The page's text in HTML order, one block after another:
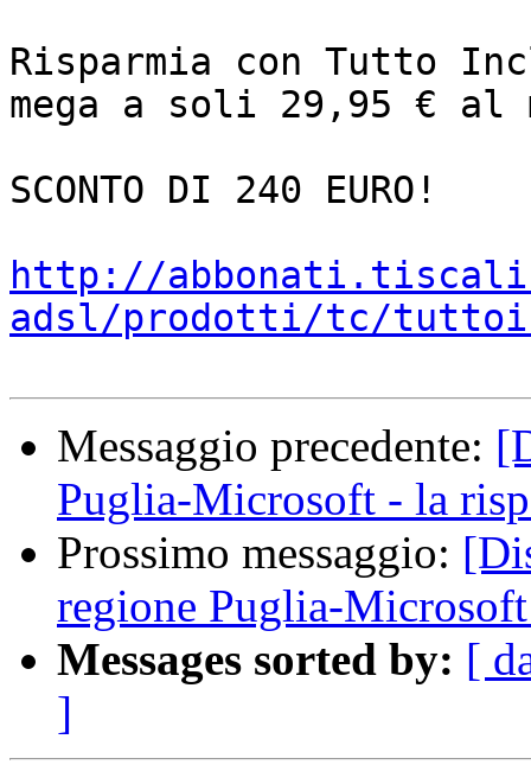
Risparmia con Tutto
mega a soli 29,95 € al
SCONTO DI 240 EURO!
http://
adsl/prodotti/tc/
Messaggio precedente:
Puglia-Microsoft - la
Prossimo messaggio:
regione Puglia-
Messages sorted by: [
]